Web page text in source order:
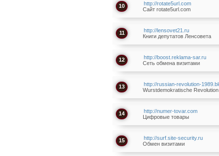
10
http://rotate5url.com
Сайт rotate5url.com
11
http://lensovet21.ru
Книги депутатов Ленсовета
12
http://boost.reklama-sar.ru
Сеть обмена визитами
13
http://russian-revolution-
Wurstdemokratische
14
http://numer-tovar.com
Цифровые товары
15
http://surf.site-security.ru
Обмен визитами